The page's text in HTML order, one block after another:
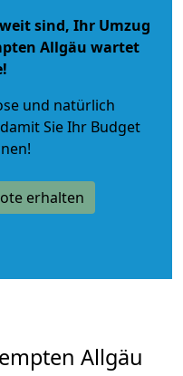
sind, Ihr Umzug
Allgäu wartet
und natürlich
Sie Ihr Budget
erhalten
Allgäu